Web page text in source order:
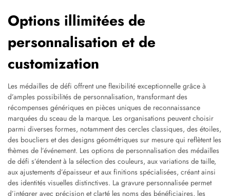
Options illimitées de
personnalisation et de
customization
Les médailles de défi offrent une flexibilité exceptionnelle grâce à
d’amples possibilités de personnalisation, transformant des
récompenses génériques en pièces uniques de reconnaissance
marquées du sceau de la marque. Les organisations peuvent choisir
parmi diverses formes, notamment des cercles classiques, des étoiles,
des boucliers et des designs géométriques sur mesure qui reflètent les
thèmes de l’événement. Les options de personnalisation des médailles
de défi s’étendent à la sélection des couleurs, aux variations de taille,
aux ajustements d’épaisseur et aux finitions spécialisées, créant ainsi
des identités visuelles distinctives. La gravure personnalisée permet
d’intégrer avec précision et clarté les noms des bénéficiaires, les